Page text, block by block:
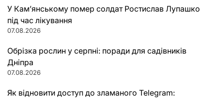
У Кам’янському помер солдат Ростислав Лупашко
під час лікування
07.08.2026
Обрізка рослин у серпні: поради для садівників
Дніпра
07.08.2026
Як відновити доступ до зламаного Telegram: